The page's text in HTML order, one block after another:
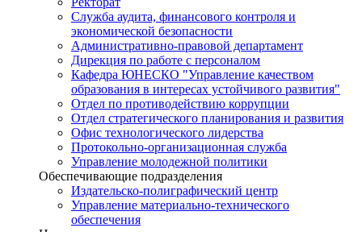
Служба аудита, финансового контроля и
экономической безопасности
Административно-правовой департамент
Дирекция по работе с персоналом
Кафедра ЮНЕСКО "Управление качеством
образования в интересах устойчивого развития"
Отдел по противодействию коррупции
Отдел стратегического планирования и развития
Офис технологического лидерства
Протокольно-организационная служба
Управление молодежной политики
Обеспечивающие подразделения
Издательско-полиграфический центр
Управление материально-технического
обеспечения